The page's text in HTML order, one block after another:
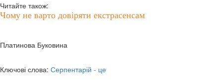
Читайте також:
Чому не варто довіряти екстрасенсам
Платинова Буковина
Ключові слова: Серпентарій - це